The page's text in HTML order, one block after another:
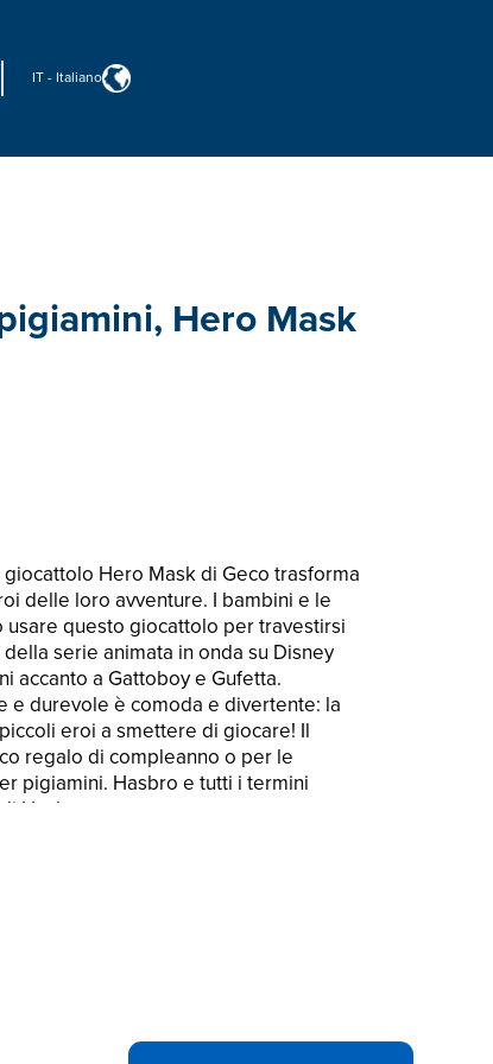
IT - Italiano
Hero Mask
Hero Mask di Geco trasforma
delle loro avventure. I bambini e le
usare questo giocattolo per travestirsi
serie animata in onda su Disney
accanto a Gattoboy e Gufetta.
e durevole è comoda e divertente: la
eroi a smettere di giocare! Il
regalo di compleanno o per le
pigiamini. Hasbro e tutti i termini
Hasbro.
in gomma e una fascia elastica che la